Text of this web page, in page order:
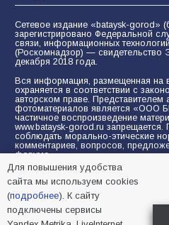
Сетевое издание «bataysk-gorod»
зарегистрировано Федеральной
связи, информационных
(Роскомнадзор) —
декабря 2018 года.
Вся информация, размещенная на
охраняется в соответствии с
авторском праве. Представителем
фотоматериалов является «ООО
частичное воспроизведение
www.bataysk-gorod.ru
соблюдать морально-этические
комментариев, вопросов,
форуме.
Политика конфиденциальности и
Согласие на обработку
сервисов Yandex.Metrika,
Для повышения удобства
сайта мы используем cookies
(подробнее). К сайту
подключены сервисы